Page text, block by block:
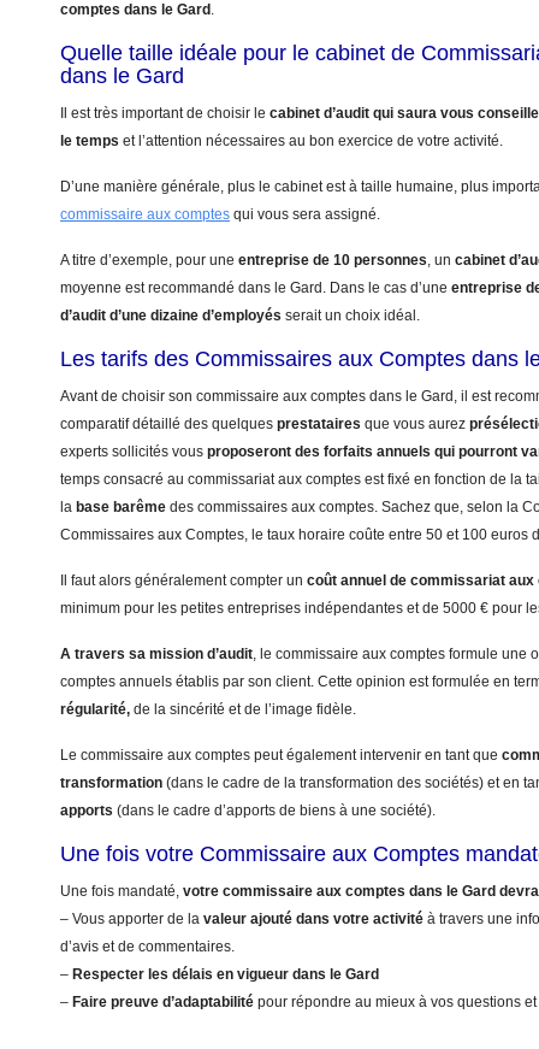
comptes dans le Gard .
Quelle taille idéale pour le cabinet de
dans le Gard
Il est très important de choisir le cabinet d’audit qui saura vous
le temps et l’attention nécessaires au bon exercice de votre activité.
D’une manière générale, plus le cabinet est à taille humaine, plus
commissaire aux comptes qui vous sera assigné.
A titre d’exemple, pour une entreprise de 10 personnes, un cabinet
moyenne est recommandé dans le Gard. Dans le cas d’une entreprise
d’audit d’une dizaine d’employés serait un choix idéal.
Les tarifs des Commissaires aux Comptes dans
Avant de choisir son commissaire aux comptes dans le Gard, il est
comparatif détaillé des quelques prestataires que vous aurez
experts sollicités vous proposeront des forfaits annuels qui pourront
temps consacré au commissariat aux comptes est fixé en fonction de la
la base barême des commissaires aux comptes. Sachez que, selon la
Commissaires aux Comptes, le taux horaire coûte entre 50 et 100 euros
Il faut alors généralement compter un coût annuel de commissariat aux
minimum pour les petites entreprises indépendantes et de 5000 € pour
A travers sa mission d’audit, le commissaire aux comptes formule une
comptes annuels établis par son client. Cette opinion est formulée en
régularité, de la sincérité et de l’image fidèle.
Le commissaire aux comptes peut également intervenir en tant que
transformation (dans le cadre de la transformation des sociétés) et en
apports (dans le cadre d’apports de biens à une société).
Une fois votre Commissaire aux Comptes
Une fois mandaté, votre commissaire aux comptes dans le Gard devra
– Vous apporter de la valeur ajouté dans votre activité à travers une
d’avis et de commentaires.
– Respecter les délais en vigueur dans le Gard
– Faire preuve d’adaptabilité pour répondre au mieux à vos questions